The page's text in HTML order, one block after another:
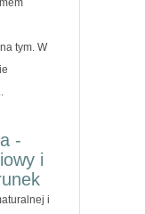
tym. W
-
i
i